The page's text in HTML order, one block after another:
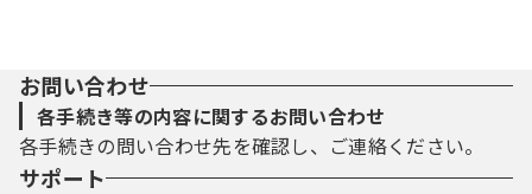
お問い合わせ
各手続き等の内容に関するお問い合わせ
各手続きの問い合わせ先を確認し、ご連絡ください。
サポート